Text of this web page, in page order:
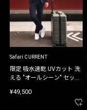
Safari CURRENT
限定 吸水速乾 UVカット 洗
える "オールシーン" セット
¥49,500